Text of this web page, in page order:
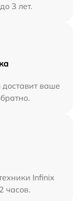
3 лет.
ваше
Infinix
часов.